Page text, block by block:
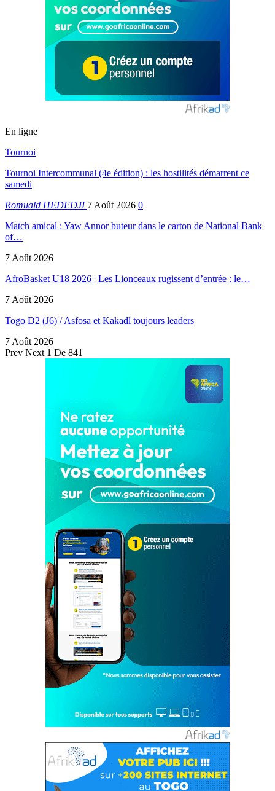
En ligne
Tournoi
Tournoi Intercommunal (4e édition) : les hostilités démarrent ce
samedi
Romuald HEDEDJI 7 Août 2026 0
Match amical : Yaw Annor buteur dans le carton de National Bank
of…
7 Août 2026
AfroBasket U18 2026 | Les Lionceaux rugissent d’entrée : le…
7 Août 2026
Togo D2 (J6) / Asfosa et Kakadl toujours leaders
7 Août 2026
Prev Next 1 De 841